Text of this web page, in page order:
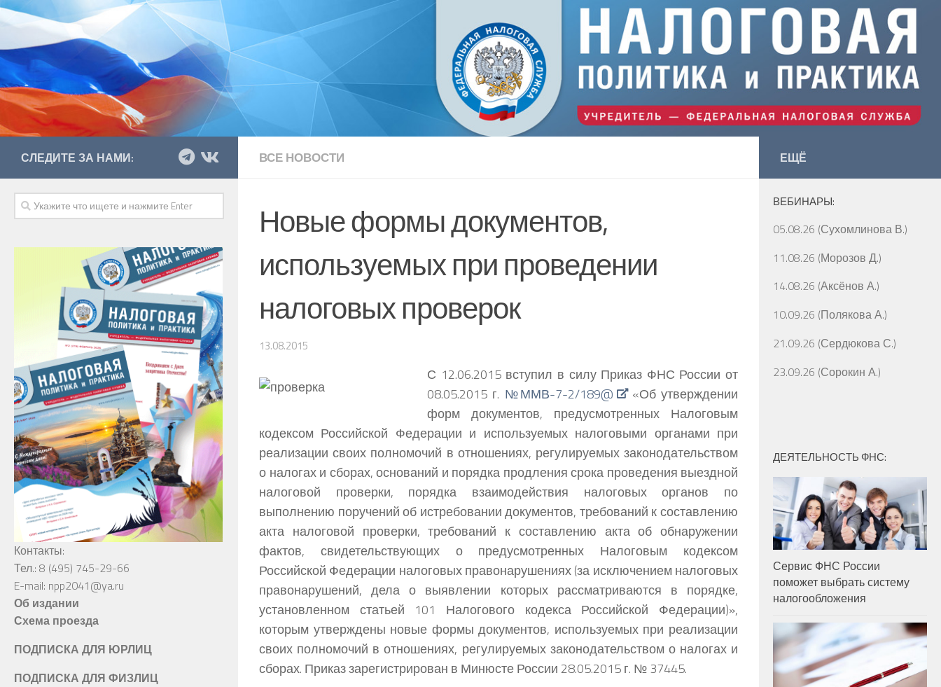
ВСЕ НОВОСТИ
Новые формы документов,
используемых при проведении
налоговых проверок
13.08.2015
С 12.06.2015 вступил в силу Приказ ФНС России от
08.05.2015 г. №ММВ-7-2/189@
«Об утверждении
форм документов, предусмотренных Налоговым
кодексом Российской Федерации и используемых налоговыми органами при
реализации своих полномочий в отношениях, регулируемых законодательством
о налогах и сборах, оснований и порядка продления срока проведения выездной
налоговой проверки, порядка взаимодействия налоговых органов по
выполнению поручений об истребовании документов, требований к составлению
акта налоговой проверки, требований к составлению акта об обнаружении
фактов, свидетельствующих о предусмотренных Налоговым кодексом
Российской Федерации налоговых правонарушениях (за исключением налоговых
правонарушений, дела о выявлении которых рассматриваются в порядке,
установленном статьей 101 Налогового кодекса Российской Федерации)»,
которым утверждены новые формы документов, используемых при реализации
своих полномочий в отношениях, регулируемых законодательством о налогах и
сборах. Приказ зарегистрирован в Минюсте России 28.05.2015 г. № 37445.
СЛЕДИТЕ ЗА НАМИ:
Контакты:
Тел.: 8 (495) 745-29-66
E-mail: npp2041@ya.ru
Об издании
Схема проезда
ПОДПИСКА ДЛЯ ЮРЛИЦ
ПОДПИСКА ДЛЯ ФИЗЛИЦ
ЕЩЁ
ВЕБИНАРЫ:
05.08.26 (Сухомлинова В.)
11.08.26 (Морозов Д.)
14.08.26 (Аксёнов А.)
10.09.26 (Полякова А.)
21.09.26 (Сердюкова С.)
23.09.26 (Сорокин А.)
ДЕЯТЕЛЬНОСТЬ ФНС:
Сервис ФНС России
поможет выбрать систему
налогообложения